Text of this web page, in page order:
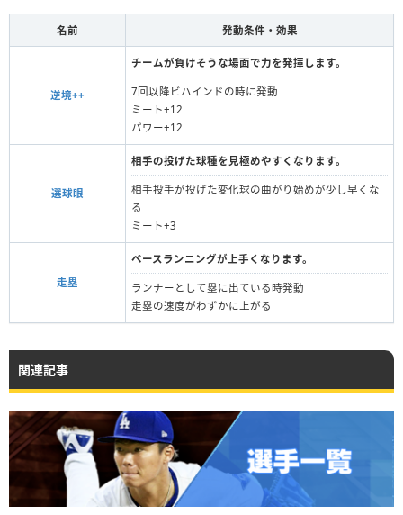
名前 発動条件・効果
逆境++
チームが負けそうな場面で力を発揮します。
7回以降ビハインドの時に発動
ミート+12
パワー+12
選球眼
相手の投げた球種を見極めやすくなります。
相手投手が投げた変化球の曲がり始めが少し早くな
る
ミート+3
走塁
ベースランニングが上手くなります。
ランナーとして塁に出ている時発動
走塁の速度がわずかに上がる
関連記事